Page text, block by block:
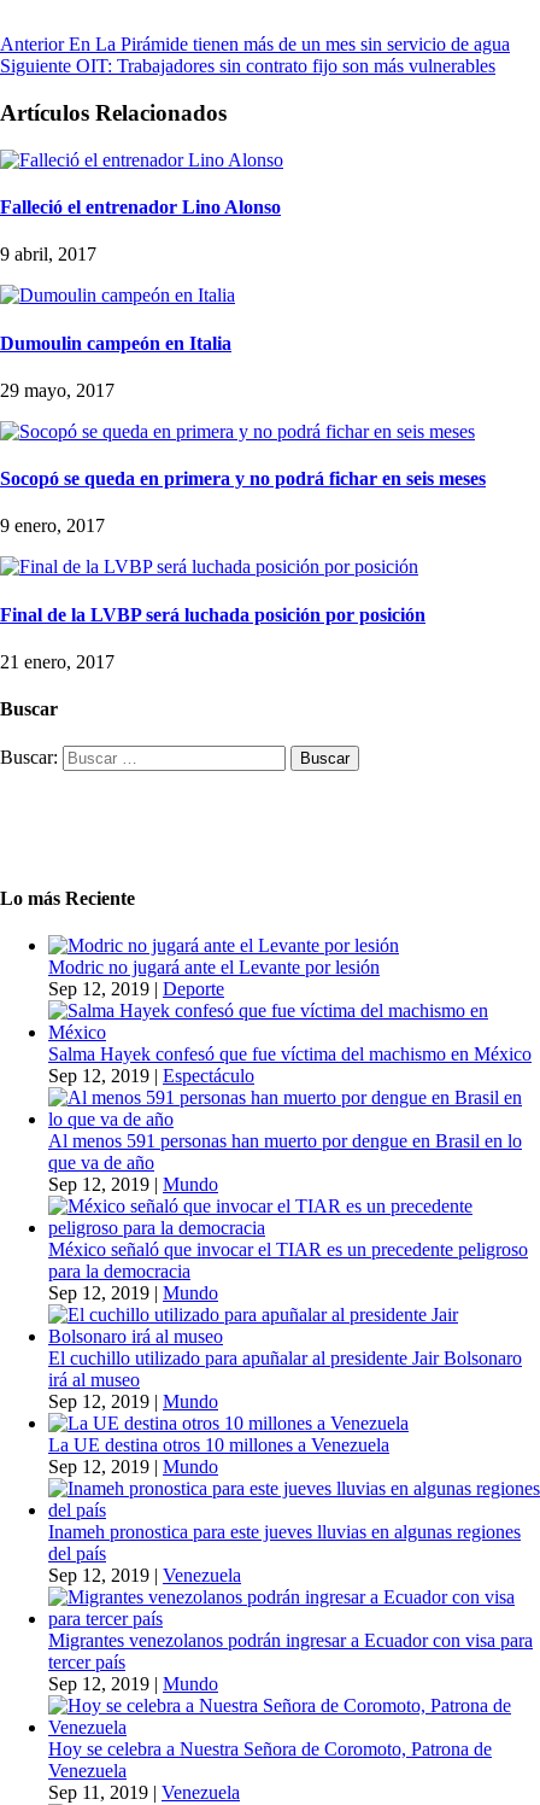
Anterior En La Pirámide tienen más de un mes sin servicio de agua
Siguiente OIT: Trabajadores sin contrato fijo son más vulnerables
Artículos Relacionados
Falleció el entrenador Lino Alonso
9 abril, 2017
Dumoulin campeón en Italia
29 mayo, 2017
Socopó se queda en primera y no podrá fichar en seis meses
9 enero, 2017
Final de la LVBP será luchada posición por posición
21 enero, 2017
Buscar
Buscar:
Lo más Reciente
Modric no jugará ante el Levante por lesión
Sep 12, 2019 | Deporte
Salma Hayek confesó que fue víctima del machismo en México
Sep 12, 2019 | Espectáculo
Al menos 591 personas han muerto por dengue en Brasil en lo
que va de año
Sep 12, 2019 | Mundo
México señaló que invocar el TIAR es un precedente peligroso
para la democracia
Sep 12, 2019 | Mundo
El cuchillo utilizado para apuñalar al presidente Jair Bolsonaro
irá al museo
Sep 12, 2019 | Mundo
La UE destina otros 10 millones a Venezuela
Sep 12, 2019 | Mundo
Inameh pronostica para este jueves lluvias en algunas regiones
del país
Sep 12, 2019 | Venezuela
Migrantes venezolanos podrán ingresar a Ecuador con visa para
tercer país
Sep 12, 2019 | Mundo
Hoy se celebra a Nuestra Señora de Coromoto, Patrona de
Venezuela
Sep 11, 2019 | Venezuela